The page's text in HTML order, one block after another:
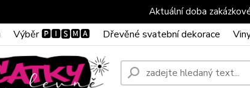
Aktuální doba
Výběr 🅿🅸🆂🅼🅰 Dřevěné svatební dekorace